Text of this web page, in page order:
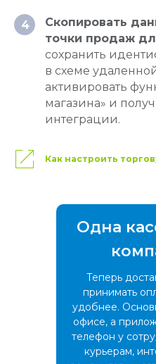
4
Скопировать
точки продаж
сохранить
в схеме
активировать
магазина» и
интеграции.
Как настроить
Одна
Теперь
принимать
удобнее.
офисе, а
телефон у
курьерам,
Онлайн-касса MSPOS‑K
Онлайн-касса
Онлайн-касса
Онлайн-касса
Облачная касса
Онлайн-кассы
Для курьеров
Для такси
Для кафе и ресторанов
Для розничного
Для интернет-магазина
Для видов бизнеса